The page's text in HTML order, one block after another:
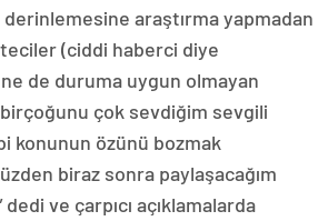
araştırma yapmadan
(ciddi haberci diye
de duruma uygun olmayan
çok sevdiğim sevgili
konunun özünü bozmak
biraz sonra paylaşacağım
dedi ve çarpıcı açıklamalarda